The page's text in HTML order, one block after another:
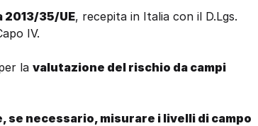
35/UE, recepita in Italia con il D.Lgs.
IV.
la valutazione del rischio da campi
se necessario, misurare i livelli di campo